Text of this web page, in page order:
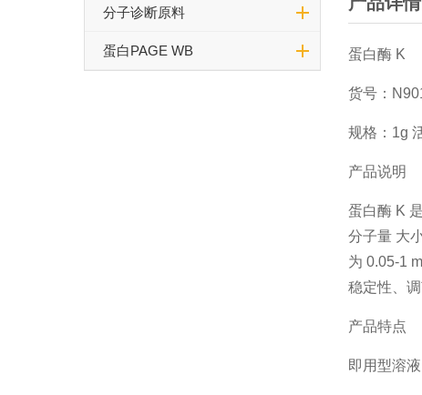
分子诊断原料
蛋白PAGE WB 蛋白酶 K
货号：
规格：1g
产品说明
蛋白酶 K
分子量 大
为 0.05-1
稳定性、
产品特点
即用型溶